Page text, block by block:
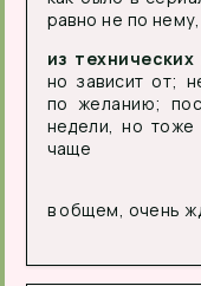
равно не по
из
но зависит от;
по желанию;
недели, но тоже
чаще
в общем, очень